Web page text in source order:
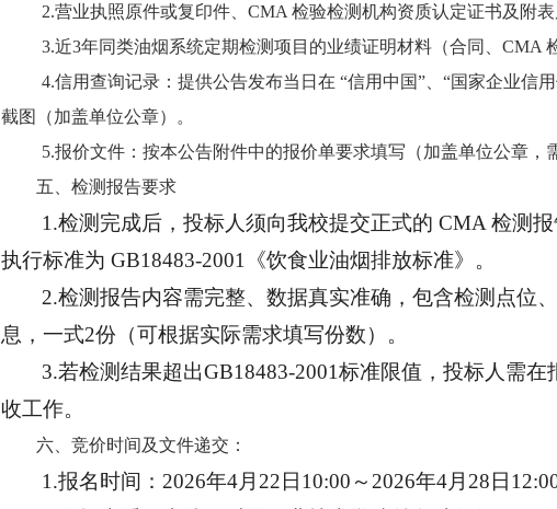
2.营业执照原件或复印件、CMA 检验检测机构资质认定证书及附表
3.近3年同类油烟系统定期检测项目的业绩证明材料（合同、CMA
4.信用查询记录：提供公告发布当日在 “信用中国”、“国家企业信
截图（加盖单位公章）。
5.报价文件：按本公告附件中的报价单要求填写（加盖单位公章，
五、检测报告要求
1.检测完成后，投标人须向我校提交正式的 CMA 检测
执行标准为 GB18483-2001《饮食业油烟排放标准》。
2.检测报告内容需完整、数据真实准确，包含检测点位
息，一式2份（可根据实际需求填写份数）。
3.若检测结果超出GB18483-2001标准限值，投标人需
收工作。
六、竞价时间及文件递交：
1.报名时间：2026年4月22日10:00～2026年4月28日12:00